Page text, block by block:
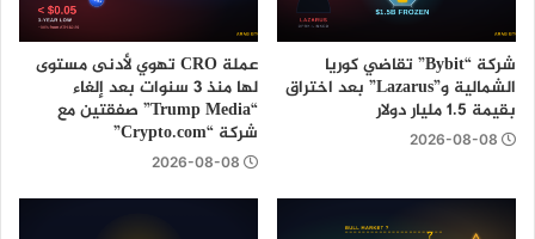
شركة “Bybit” تقاضي كوريا
الشمالية و”Lazarus” بعد اختراق
بقيمة 1.5 مليار دولار
2026-08-08
عملة CRO تهوي لأدنى مستوى
لها منذ 3 سنوات بعد إلغاء
“Trump Media” صفقتين مع
شركة “Crypto.com”
2026-08-08